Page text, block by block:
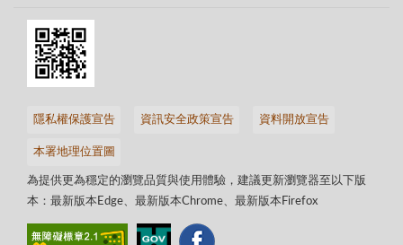
隱私權保護宣告 資訊安全政策宣告 資料開放宣告
本署地理位置圖
為提供更為穩定的瀏覽品質與使用體驗，建議更新瀏覽器至以下版
本：最新版本Edge、最新版本Chrome、最新版本Firefox